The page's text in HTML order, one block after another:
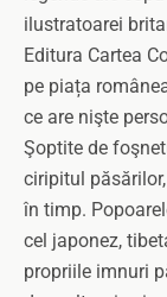
ilustratoarei
Editura Cartea
pe piața
ce are nişte
Şoptite de
ciripitul
în timp.
cel japonez,
propriile imnuri